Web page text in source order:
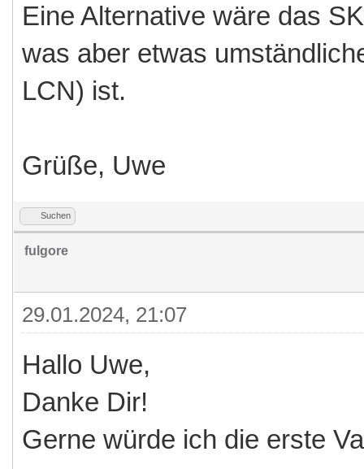
Eine Alternative wäre das
was aber etwas
LCN) ist.
Grüße, Uwe
Suchen
fulgore
29.01.2024, 21:07
Hallo Uwe,
Danke Dir!
Gerne würde ich die erste